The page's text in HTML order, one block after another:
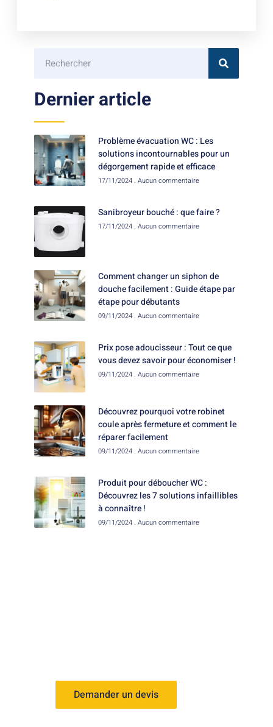
Dernier article
Problème évacuation WC : Les
solutions incontournables pour un
dégorgement rapide et efficace
17/11/2024 Aucun commentaire
Sanibroyeur bouché : que faire ?
17/11/2024 Aucun commentaire
Comment changer un siphon de
douche facilement : Guide étape par
étape pour débutants
09/11/2024 Aucun commentaire
Prix pose adoucisseur : Tout ce que
vous devez savoir pour économiser !
09/11/2024 Aucun commentaire
Découvrez pourquoi votre robinet
coule après fermeture et comment le
réparer facilement
09/11/2024 Aucun commentaire
Produit pour déboucher WC :
Découvrez les 7 solutions infaillibles
à connaître !
09/11/2024 Aucun commentaire
Demander un devis